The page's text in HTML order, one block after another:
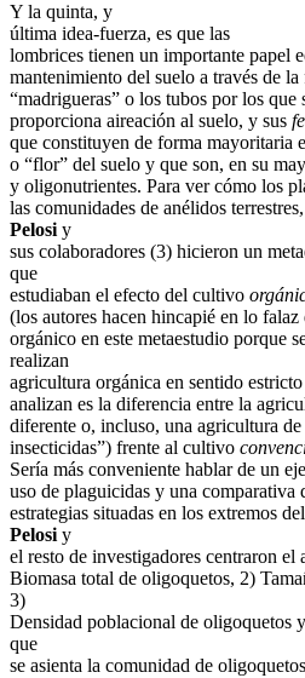
Y la quinta, y
última idea-fuerza, es que las
lombrices tienen un importante papel
mantenimiento del suelo a través de
“madrigueras” o los tubos por los que
proporciona aireación al suelo, y sus
que constituyen de forma mayoritaria
o “flor” del suelo y que son, en su
y oligonutrientes. Para ver cómo los
las comunidades de anélidos terrestres,
Pelosi y
sus colaboradores (3) hicieron un
que
estudiaban el efecto del cultivo
(los autores hacen hincapié en lo
orgánico en este metaestudio porque
realizan
agricultura orgánica en sentido
analizan es la diferencia entre la
diferente o, incluso, una agricultura de
insecticidas”) frente al cultivo
Sería más conveniente hablar de un
uso de plaguicidas y una comparativa
estrategias situadas en los extremos
Pelosi y
el resto de investigadores centraron el
Biomasa total de oligoquetos, 2)
3)
Densidad poblacional de oligoquetos
que
se asienta la comunidad de